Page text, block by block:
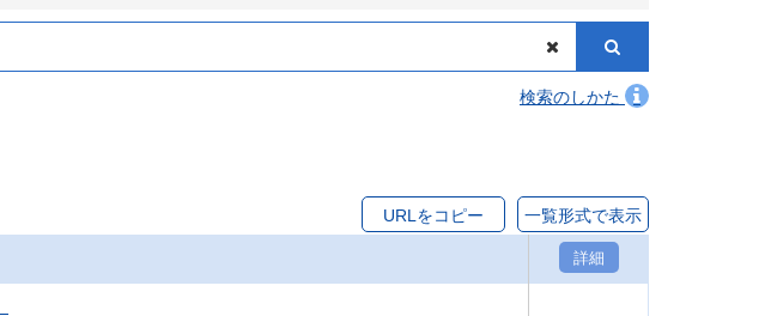
検索のしかた
URLをコピー 一覧形式で表示
詳細